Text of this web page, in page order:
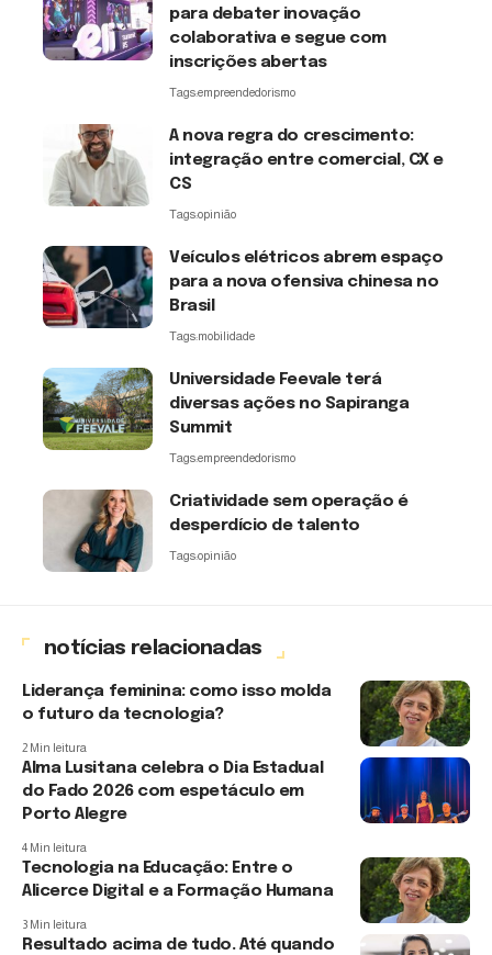
para debater inovação
colaborativa e segue com
inscrições abertas
Tags:empreendedorismo
A nova regra do crescimento:
integração entre comercial, CX e
CS
Tags:opinião
Veículos elétricos abrem espaço
para a nova ofensiva chinesa no
Brasil
Tags:mobilidade
Universidade Feevale terá
diversas ações no Sapiranga
Summit
Tags:empreendedorismo
Criatividade sem operação é
desperdício de talento
Tags:opinião
notícias relacionadas
Liderança feminina: como isso molda
o futuro da tecnologia?
2 Min leitura
Alma Lusitana celebra o Dia Estadual
do Fado 2026 com espetáculo em
Porto Alegre
4 Min leitura
Tecnologia na Educação: Entre o
Alicerce Digital e a Formação Humana
3 Min leitura
Resultado acima de tudo. Até quando